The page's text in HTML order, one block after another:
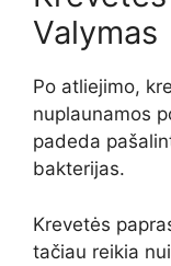
Valymas
Po atliejimo,
nuplaunamos
padeda
bakterijas.
Krevetės
tačiau reikia